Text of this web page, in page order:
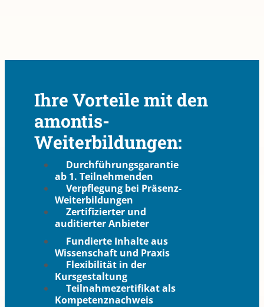
Ihre Vorteile mit den
amontis-
Weiterbildungen:
Durchführungsgarantie
ab 1. Teilnehmenden
Verpflegung bei Präsenz-
Weiterbildungen
Zertifizierter und
auditierter Anbieter
Fundierte Inhalte aus
Wissenschaft und Praxis
Flexibilität in der
Kursgestaltung
Teilnahmezertifikat als
Kompetenznachweis